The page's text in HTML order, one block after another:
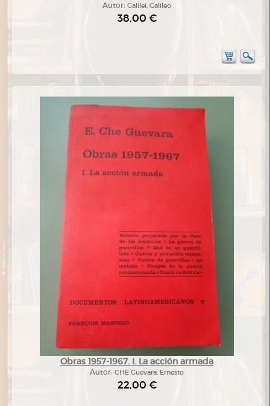
Autor: Galilei, Galileo
38,00 €
Obras 1957-1967. I. La acción armada
Autor: CHE Guevara, Ernesto
22,00 €